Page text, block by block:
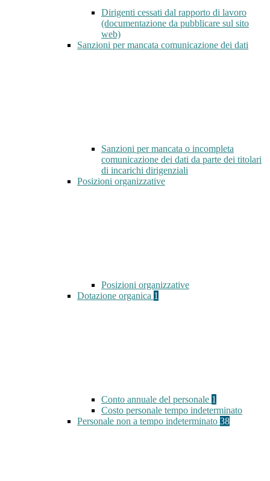
Dirigenti cessati dal rapporto di lavoro
(documentazione da pubblicare sul sito
web)
Sanzioni per mancata comunicazione dei dati
Sanzioni per mancata o incompleta
comunicazione dei dati da parte dei titolari
di incarichi dirigenziali
Posizioni organizzative
Posizioni organizzative
Dotazione organica 1
Conto annuale del personale 1
Costo personale tempo indeterminato
Personale non a tempo indeterminato 38